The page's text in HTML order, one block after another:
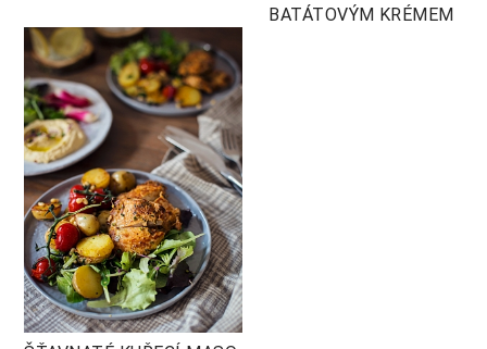
BATÁTOVÝM KRÉMEM